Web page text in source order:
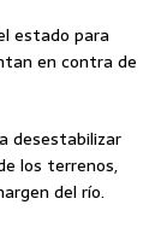
estado para
en contra de
desestabilizar
los terrenos,
del río.